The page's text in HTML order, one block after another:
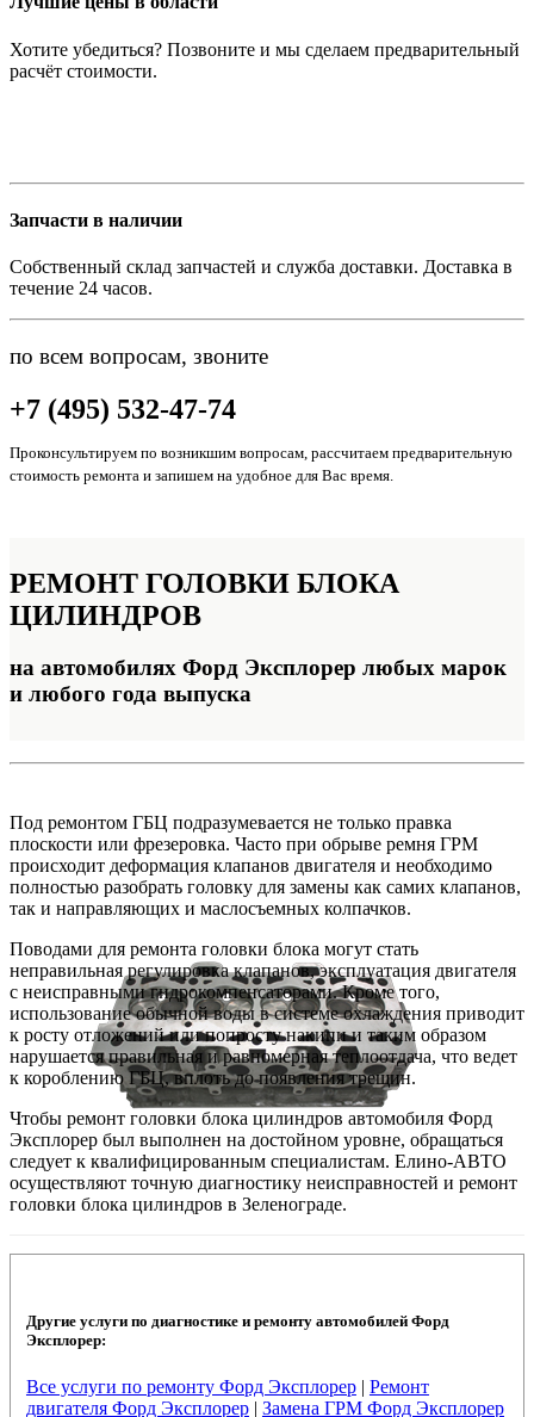
Хотите убедиться? Позвоните и мы сделаем предварительный
расчёт стоимости.
Запчасти в наличии
Собственный склад запчастей и служба доставки. Доставка в
течение 24 часов.
по всем вопросам, звоните
+7 (495) 532-47-74
Проконсультируем по возникшим вопросам, рассчитаем предварительную
стоимость ремонта и запишем на удобное для Вас время.
РЕМОНТ ГОЛОВКИ БЛОКА
ЦИЛИНДРОВ
на автомобилях Форд Эксплорер любых марок
и любого года выпуска
Под ремонтом ГБЦ подразумевается не только правка
плоскости или фрезеровка. Часто при обрыве ремня ГРМ
происходит деформация клапанов двигателя и необходимо
полностью разобрать головку для замены как самих клапанов,
так и направляющих и маслосъемных колпачков.
Поводами для ремонта головки блока могут стать
неправильная регулировка клапанов, эксплуатация двигателя
с неисправными гидрокомпенсаторами. Кроме того,
использование обычной воды в системе охлаждения приводит
к росту отложений или попросту накипи и таким образом
нарушается правильная и равномерная теплоотдача, что ведет
к короблению ГБЦ, вплоть до появления трещин.
Чтобы ремонт головки блока цилиндров автомобиля Форд
Эксплорер был выполнен на достойном уровне, обращаться
следует к квалифицированным специалистам. Елино-АВТО
осуществляют точную диагностику неисправностей и ремонт
головки блока цилиндров в Зеленограде.
Другие услуги по диагностике и ремонту автомобилей Форд
Эксплорер:
Все услуги по ремонту Форд Эксплорер| Ремонт
двигателя Форд Эксплорер| Замена ГРМ Форд Эксплорер